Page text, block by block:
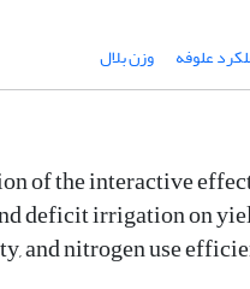
علوفه وزن بلال
of the interactive
deficit irrigation on
and nitrogen use